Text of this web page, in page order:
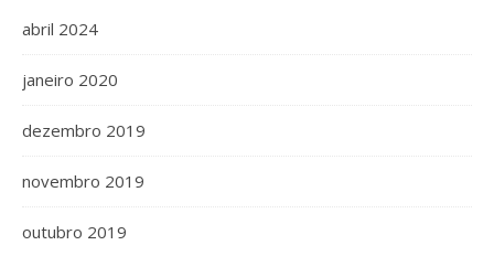
abril 2024
janeiro 2020
dezembro 2019
novembro 2019
outubro 2019